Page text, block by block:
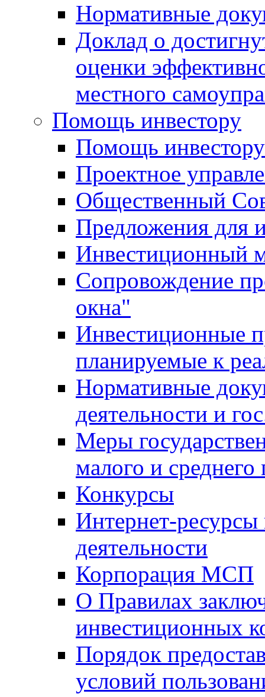
Нормативные
Доклад о
оценки
местного
Помощь инвестору
Помощь инвестору
Проектное
Общественный
Предложения для
Инвестиционный
Сопровождение
окна"
Инвестиционные
планируемые к
Нормативные
деятельности и
Меры
малого и среднего
Конкурсы
Интернет-
деятельности
Корпорация МСП
О Правилах
инвестиционных
Порядок
условий